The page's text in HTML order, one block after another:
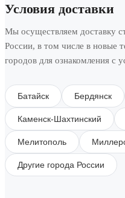
Условия доставки
Мы осуществляем доставку
России, в том числе в новые
городов для ознакомления с
Батайск Бердянск
Каменск-Шахтинский
Мелитополь
Другие города России